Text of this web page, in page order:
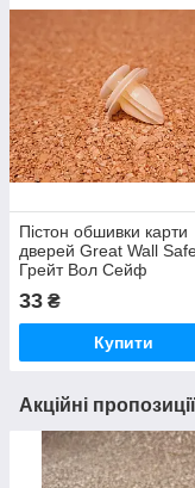
Пістон обшивки карти
дверей Great Wall
Грейт Вол Сейф
33 ₴
Купити
Акційні